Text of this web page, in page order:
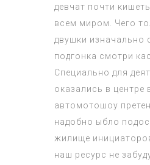
девчат почти
всем миром. Чего
двушки изначально
подгонка смотри
Специально для
оказались в центре
автомотошоу
надобно ыбло
жилище
наш ресурс не